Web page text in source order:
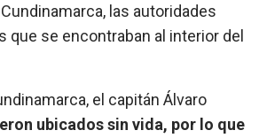
las autoridades
se encontraban al interior del
el capitán Álvaro
ubicados sin vida, por lo que